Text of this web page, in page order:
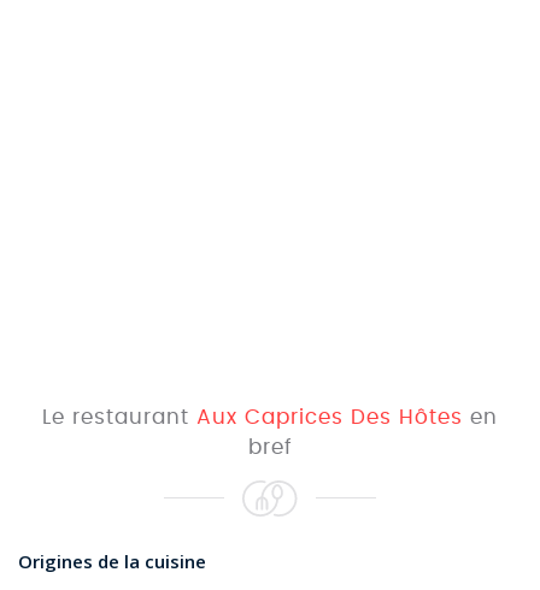
Le restaurant Aux Caprices Des Hôtes en
bref
Origines de la cuisine